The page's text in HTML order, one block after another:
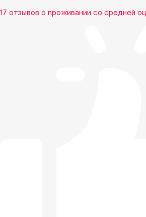
17 отзывов о проживании со средней